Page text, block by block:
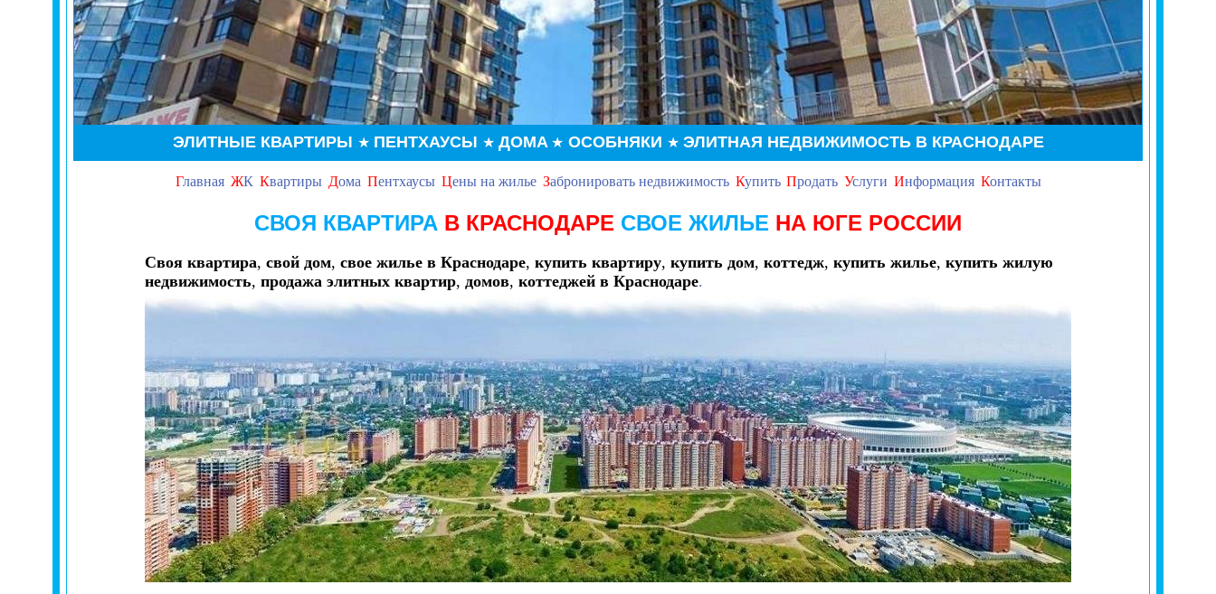
ЭЛИТНЫЕ КВАРТИРЫ ★ ПЕНТХАУСЫ ★ ДОМА ★ ОСОБНЯКИ ★ ЭЛИТНАЯ НЕДВИЖИМОСТЬ В КРАСНОДАРЕ
Главная ЖК Квартиры Дома Пентхаусы Цены на жилье Забронировать недвижимость Купить Продать Услуги Информация Контакты
СВОЯ КВАРТИРА В КРАСНОДАРЕ СВОЕ ЖИЛЬЕ НА ЮГЕ РОССИИ
Своя квартира, свой дом, свое жилье в Краснодаре, купить квартиру, купить дом, коттедж, купить жилье, купить жилую
недвижимость, продажа элитных квартир, домов, коттеджей в Краснодаре.